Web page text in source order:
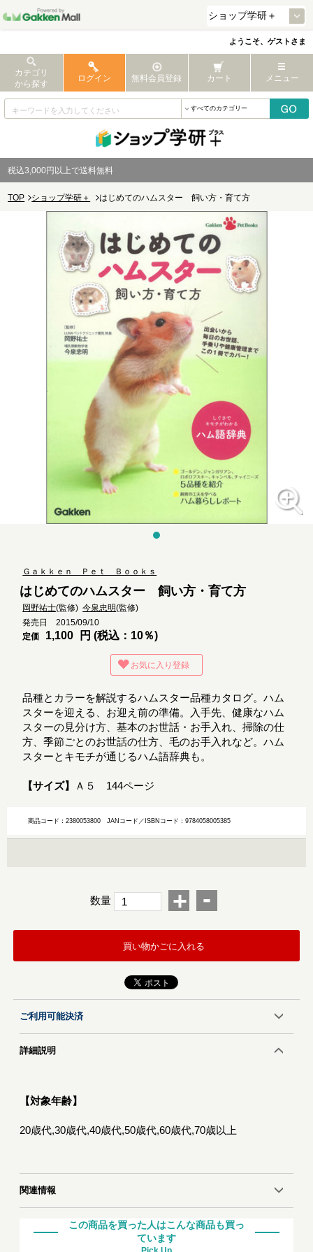
ようこそ、ゲストさま
カテゴリ
から探す
ログイン 無料会員登録 カート メニュー
税込3,000円以上で送料無料
TOP ショップ学研＋ はじめてのハムスター 飼い方・育て方
Ｇａｋｋｅｎ Ｐｅｔ Ｂｏｏｋｓ
はじめてのハムスター 飼い方・育て方
岡野祐士(監修)今泉忠明(監修)
発売日 2015/09/10
定価
1,100 円 (税込：10％)
お気に入り登録
品種とカラーを解説するハムスター品種カタログ。ハム
スターを迎える、お迎え前の準備。入手先、健康なハム
スターの見分け方、基本のお世話・お手入れ、掃除の仕
方、季節ごとのお世話の仕方、毛のお手入れなど。ハム
スターとキモチが通じるハム語辞典も。
【サイズ】 Ａ５ 144ページ
商品コード：2380053800JANコード／ISBNコード：9784058005385
数量 + -
買い物かごに入れる
ご利用可能決済
詳細説明
【対象年齢】
20歳代,30歳代,40歳代,50歳代,60歳代,70歳以上
関連情報
この商品を買った人はこんな商品も買っ
ています